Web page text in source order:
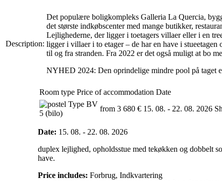
Description:
Det populære boligkompleks Galleria La Quercia,
det største indkøbscenter med mange butikker,
Lejlighederne, der ligger i toetagers villaer eller i en
ligger i villaer i to etager – de har en have i
til og fra stranden. Fra 2022 er det også muligt at bo
NYHED 2024: Den oprindelige mindre pool på taget
Room type Price of accommodation Date
Type BV
5 (bilo)
from 3 680 € 15. 08. - 22. 08. 2026
Date: 15. 08. - 22. 08. 2026
duplex lejlighed, opholdsstue med tekøkken og dobbelt
have.
Price includes: Forbrug, Indkvartering